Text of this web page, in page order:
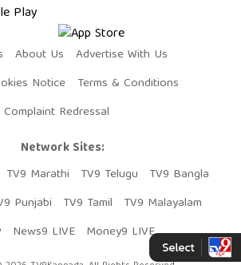
About Us
Advertise With Us
Notice
Terms & Conditions
Complaint Redressal
Network Sites:
TV9 Marathi TV9 Telugu
TV9 Bangla
Punjabi TV9 Tamil
TV9 Malayalam
News9 LIVE Money9 LIVE